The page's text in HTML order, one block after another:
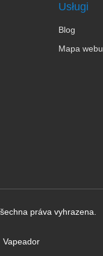
Usługi
Blog
Mapa webu
práva vyhrazena.
Vapeador